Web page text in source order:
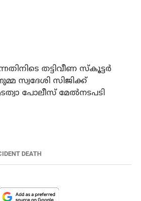
തട്ടിവീണ സ്‌കൂട്ടര്‍
സ്വദേശി സിജിക്ക്
പോലീസ് മേല്‍നടപടി
DEATH